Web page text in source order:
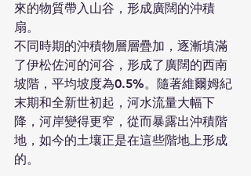
來的物質帶入山谷，形成廣闊的沖積
扇。
不同時期的沖積物層層疊加，逐漸填滿
了伊松佐河的河谷，形成了廣闊的西南
坡階，平均坡度為0.5%。隨著維爾姆紀
末期和全新世初起，河水流量大幅下
降，河岸變得更窄，從而暴露出沖積階
地，如今的土壤正是在這些階地上形成
的。